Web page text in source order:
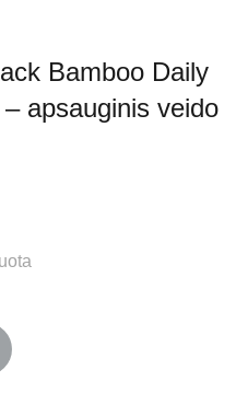
Bamboo Daily
apsauginis veido